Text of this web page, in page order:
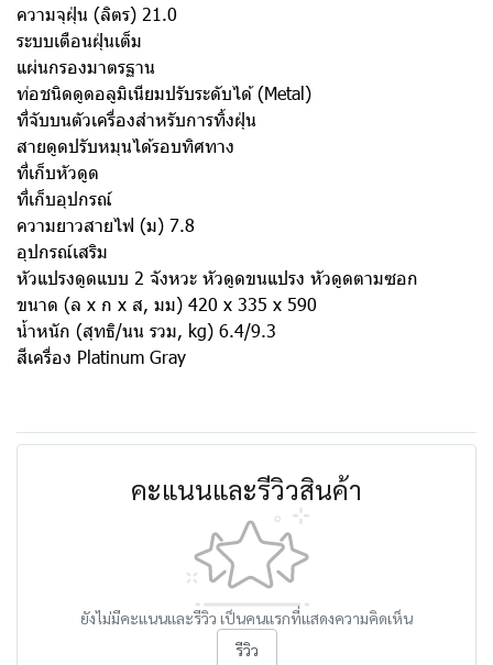
ความจุฝุ่น (ลิตร) 21.0
ระบบเตือนฝุ่นเต็ม
แผ่นกรองมาตรฐาน
ท่อชนิดดูดอลูมิเนียมปรับระดับได้ (Metal)
ที่จับบนตัวเครื่องสำหรับการทิ้งฝุ่น
สายดูดปรับหมุนได้รอบทิศทาง
ที่เก็บหัวดูด
ที่เก็บอุปกรณ์
ความยาวสายไฟ (ม) 7.8
อุปกรณ์เสริม
หัวแปรงดูดแบบ 2 จังหวะ หัวดูดขนแปรง หัวดูดตามซอก
ขนาด (ล x ก x ส, มม) 420 x 335 x 590
น้ำหนัก (สุทธิ/นน รวม, kg) 6.4/9.3
สีเครื่อง Platinum Gray
คะแนนและรีวิวสินค้า
ยังไม่มีคะแนนและรีวิว เป็นคนแรกที่แสดงความคิดเห็น
รีวิว